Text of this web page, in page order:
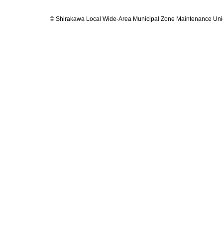
© Shirakawa Local Wide-Area Municipal Zone Maintenance